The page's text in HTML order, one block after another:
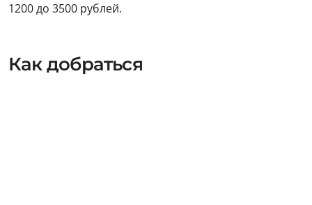
1200 до 3500 рублей.
Как добраться